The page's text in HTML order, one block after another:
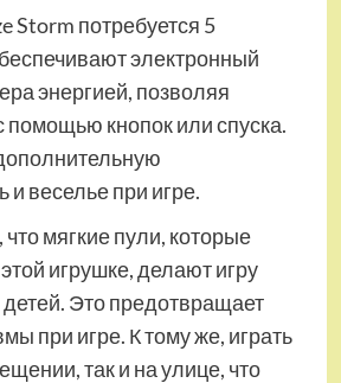
Storm потребуется 5
электронный
энергией, позволяя
помощью кнопок или спуска.
и веселье при игре.
мягкие пули, которые
игрушке, делают игру
Это предотвращает
при игре. К тому же, играть
так и на улице, что